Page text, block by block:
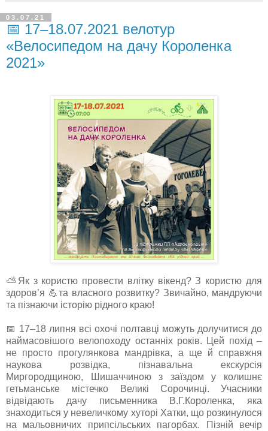
03.07.21
📅 17–18.07.2021 велотур
«Велосипедом на дачу Короленка
2021»
⛅Як з користю провести влітку вікенд? З користю для
здоров’я 💪та власного розвитку? Звичайно, мандруючи
та пізнаючи історію рідного краю!
📅 17–18 липня всі охочі полтавці можуть долучитися до
наймасовішого велопоходу останніх років. Цей похід –
не просто прогулянкова мандрівка, а ще й справжня
наукова розвідка, пізнавальна екскурсія
Миргородщиною, Шишаччиною з заїздом у колишнє
гетьманське містечко Великі Сорочинці. Учасники
відвідають дачу письменника В.Г.Короленка, яка
знаходиться у невеличкому хуторі Хатки, що розкинулося
на мальовничих припсільських пагорбах. Пізній вечір